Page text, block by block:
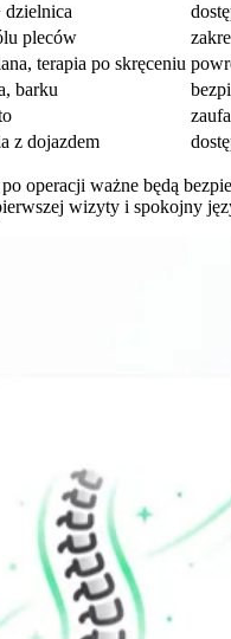
dzielnica
pleców
terapia po skręceniu
barku
z dojazdem
operacji ważne będą
wizyty i spokojny